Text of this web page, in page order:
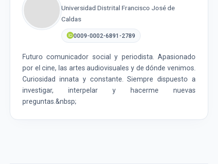
Universidad Distrital Francisco José de
Caldas
0009-0002-6891-2789
Futuro comunicador social y periodista. Apasionado
por el cine, las artes audiovisuales y de dónde venimos.
Curiosidad innata y constante. Siempre dispuesto a
investigar, interpelar y hacerme nuevas
preguntas.&nbsp;